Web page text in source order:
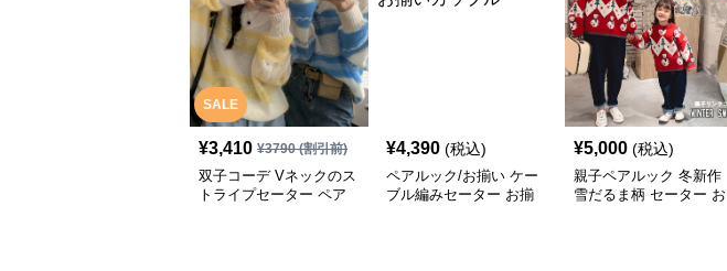
SALE
¥3,410 ¥3790(割引前)
双子コーデ Vネックのス
トライプセーター ペア
¥4,390 (税込)
ペアルック/お揃い ケー
ブル編みセーター お揃
¥5,000 (税込)
親子ペアルック 冬新作
雪だるま柄 セーター お